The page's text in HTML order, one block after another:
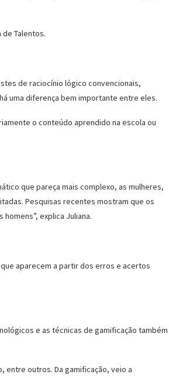
Talentos.
de raciocínio lógico convencionais,
uma diferença bem importante entre eles.
o conteúdo aprendido na escola ou
que pareça mais complexo, as mulheres,
Pesquisas recentes mostram que os
explica Juliana.
aparecem a partir dos erros e acertos
e as técnicas de gamificação também
entre outros. Da gamificação, veio a